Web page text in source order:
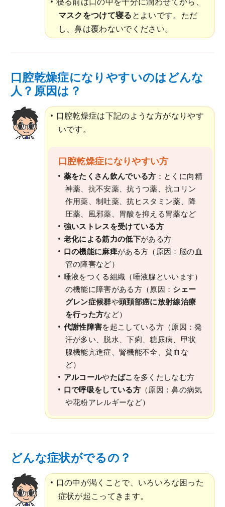
マスクをつけて寝るとよいです。ただ
し、鼻は覆わないでください。
口腔乾燥症になりやすいのはどんな
人？原因は？
口腔乾燥症は下記のような方がなりやす
いです。
口腔乾燥症になりやすい方
薬をたくさん飲んでいる方 ：とくに向精
神薬、抗不安薬、抗うつ薬、抗コリン
作用薬、制吐薬、抗ヒスタミン薬、降
圧薬、風邪薬、胃酸を抑える胃薬など
強いストレスを受けている方
老化による筋力の低下がある方
口の機能に麻痺がある方（原因：脳の血
管の障害など）
唾液をつくる組織（唾液腺といいます）
の機能に障害がある方（原因： シェー
グレン症候群や頭頚部癌に放射線治療
を行った方など）
代謝性障害を起こしている方（原因：発
汗が多い、脱水、下痢、糖尿病、甲状
腺機能亢進症、腎機能不全、貧血な
ど）
アルコールやたばこ を多くたしなむ方
口で呼吸をしている方 （原因：鼻の病気
や花粉アレルギーなど）
どんな症状がでるの？
口の中が渇くことで、いろいろな困った
症状が起こってきます。